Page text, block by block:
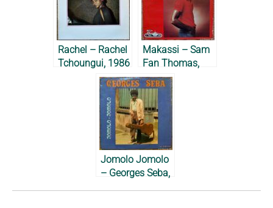
Rachel – Rachel
Tchoungui, 1986
Makassi – Sam
Fan Thomas,
1984
Jomolo Jomolo
– Georges Seba,